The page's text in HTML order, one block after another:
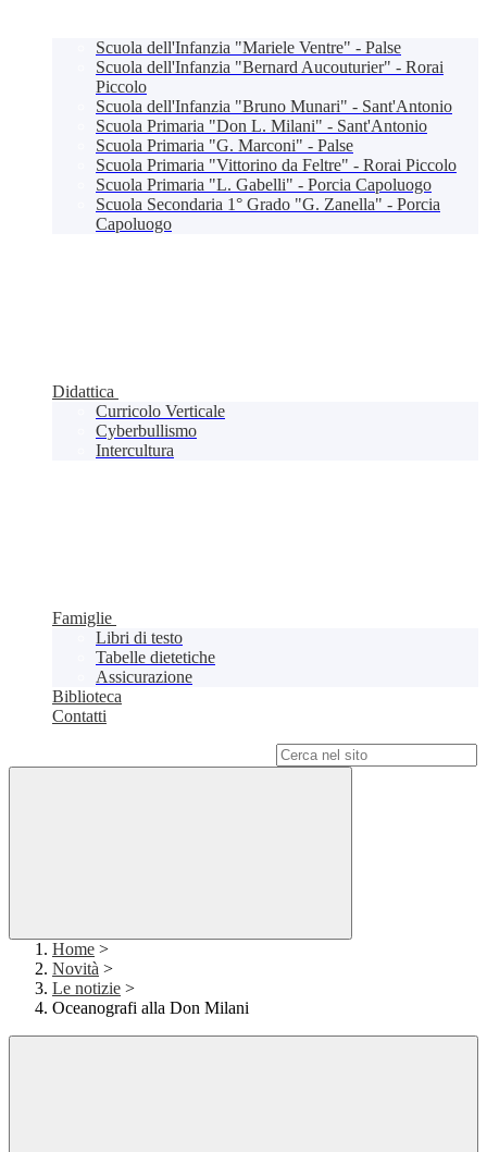
Scuola dell'Infanzia "Mariele Ventre" - Palse
Scuola dell'Infanzia "Bernard Aucouturier" - Rorai
Piccolo
Scuola dell'Infanzia "Bruno Munari" - Sant'Antonio
Scuola Primaria "Don L. Milani" - Sant'Antonio
Scuola Primaria "G. Marconi" - Palse
Scuola Primaria "Vittorino da Feltre" - Rorai Piccolo
Scuola Primaria "L. Gabelli" - Porcia Capoluogo
Scuola Secondaria 1° Grado "G. Zanella" - Porcia
Capoluogo
Didattica
Curricolo Verticale
Cyberbullismo
Intercultura
Famiglie
Libri di testo
Tabelle dietetiche
Assicurazione
Biblioteca
Contatti
Home >
Novità >
Le notizie >
Oceanografi alla Don Milani